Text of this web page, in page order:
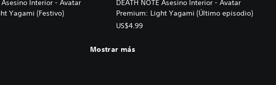
Asesino Interior - Avatar
Yagami (Festivo)
DEATH NOTE Asesino Interior - Avatar
Premium: Light Yagami (Último episodio)
US$4.99
Mostrar más